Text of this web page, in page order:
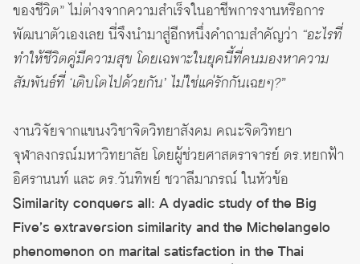
ของชีวิต” ไม่ต่างจากความสำเร็จในอาชีพการงานหรือการ
พัฒนาตัวเองเลย นี่จึงนำมาสู่อีกหนึ่งคำถามสำคัญว่า “อะไรที่
ทำให้ชีวิตคู่มีความสุข โดยเฉพาะในยุคนี้ที่คนมองหาความ
สัมพันธ์ที่ ‘เติบโตไปด้วยกัน’ ไม่ใช่แค่รักกันเฉยๆ?”
งานวิจัยจากแขนงวิชาจิตวิทยาสังคม คณะจิตวิทยา
จุฬาลงกรณ์มหาวิทยาลัย โดยผู้ช่วยศาสตราจารย์ ดร.หยกฟ้า
อิศรานนท์ และ ดร.วันทิพย์ ชวาลีมาภรณ์ ในหัวข้อ
Similarity conquers all: A dyadic study of the Big
Five’s extraversion similarity and the Michelangelo
phenomenon on marital satisfaction in the Thai